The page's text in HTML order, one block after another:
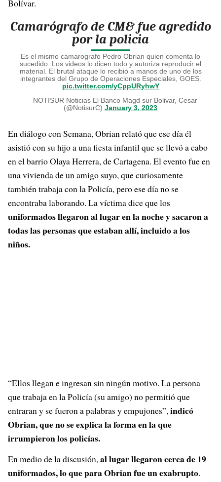
Bolívar.
Camarógrafo de CM& fue agredido
por la policia
Es el mismo camarografo Pedro Obrian quien comenta lo
sucedido. Los videos lo dicen todo y autoriza reproducir el
material. El brutal ataque lo recibió a manos de uno de los
integrantes del Grupo de Operaciones Especiales, GOES.
pic.twitter.com/yCppURyhwY
— NOTISUR Noticias El Banco Magd sur Bolivar, Cesar
(@NotisurC) January 3, 2023
En diálogo con Semana, Obrian relató que ese día él
asistió con su hijo a una fiesta infantil que se llevó a cabo
en el barrio Olaya Herrera, de Cartagena. El evento fue en
una vivienda de un amigo suyo, que curiosamente
también trabaja con la Policía, pero ese día no se
encontraba laborando. La víctima dice que los
uniformados llegaron al lugar en la noche y sacaron a
todas las personas que estaban allí, incluido a los
niños.
“Ellos llegan e ingresan sin ningún motivo. La persona
que trabaja en la Policía (su amigo) no permitió que
entraran y se fueron a palabras y empujones”, indicó
Obrian, que no se explica la forma en la que
irrumpieron los policías.
En medio de la discusión, al lugar llegaron cerca de 19
uniformados, lo que para Obrian fue un exabrupto.